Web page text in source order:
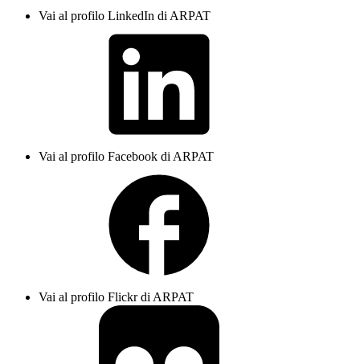
Vai al profilo LinkedIn di ARPAT
Vai al profilo Facebook di ARPAT
Vai al profilo Flickr di ARPAT